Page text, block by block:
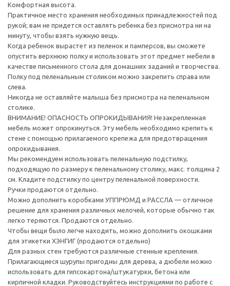
Комфортная высота.
Практичное место хранения необходимых принадлежностей под
рукой; вам не придется оставлять ребенка без присмотра ни на
минуту, чтобы взять нужную вещь.
Когда ребенок вырастет из пеленок и памперсов, вы сможете
опустить верхнюю полку и использовать этот предмет мебели в
качестве письменного стола для домашних заданий и творчества.
Полку под пеленальным столиком можно закрепить справа или
слева.
Никогда не оставляйте малыша без присмотра на пеленальном
столике.
ВНИМАНИЕ! ОПАСНОСТЬ ОПРОКИДЫВАНИЯ! Незакрепленная
мебель может опрокинуться. Эту мебель необходимо крепить к
стене с помощью прилагаемого крепежа для предотвращения
опрокидывания.
Мы рекомендуем использовать пеленальную подстилку,
подходящую по размеру к пеленальному столику, макс. толщина 2
см. Кладите подстилку по центру пеленальной поверхности.
Ручки продаются отдельно.
Можно дополнить коробками УППРЮМД и РАССЛА — отличное
решение для хранения различных мелочей, которые обычно так
легко теряются. Продаются отдельно.
Чтобы вещи было легче находить, можно дополнить окошками
для этикетки ХЭНГИГ (продаются отдельно)
Для разных стен требуются различные стенные крепления.
Прилагающиеся шурупы пригодны для дерева, а дюбели можно
использовать для гипсокартона/штукатурки, бетона или
кирпичной кладки. Руководствуйтесь инструкциями по работе с